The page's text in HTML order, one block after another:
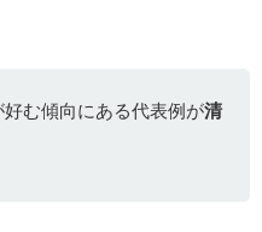
む傾向にある代表例が清